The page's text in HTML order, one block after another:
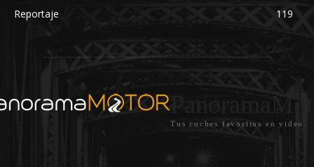
Reportaje
119
Tus coches favoritos en video.